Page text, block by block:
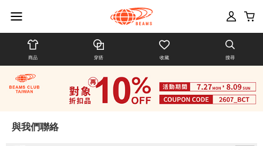
商品 穿搭 收藏 搜尋
與我們聯絡